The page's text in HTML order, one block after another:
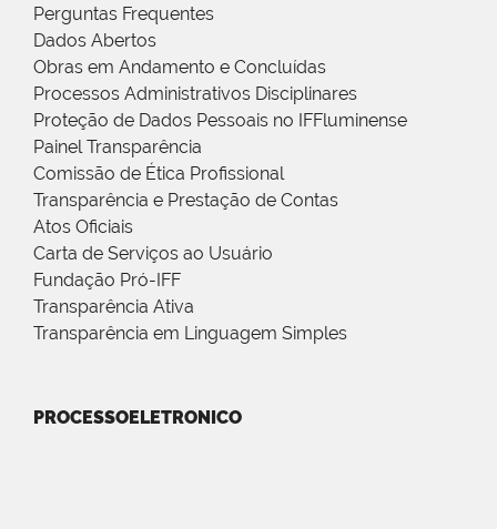
Perguntas Frequentes
Dados Abertos
Obras em Andamento e Concluídas
Processos Administrativos Disciplinares
Proteção de Dados Pessoais no IFFluminense
Painel Transparência
Comissão de Ética Profissional
Transparência e Prestação de Contas
Atos Oficiais
Carta de Serviços ao Usuário
Fundação Pró-IFF
Transparência Ativa
Transparência em Linguagem Simples
PROCESSOELETRONICO